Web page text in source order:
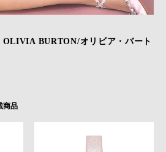
OLIVIA BURTON/オリビア・バート
商品